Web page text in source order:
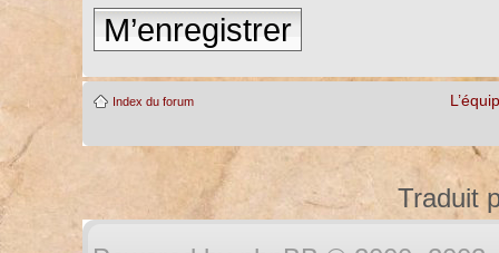
M’enregistrer
Index du forum
Traduit